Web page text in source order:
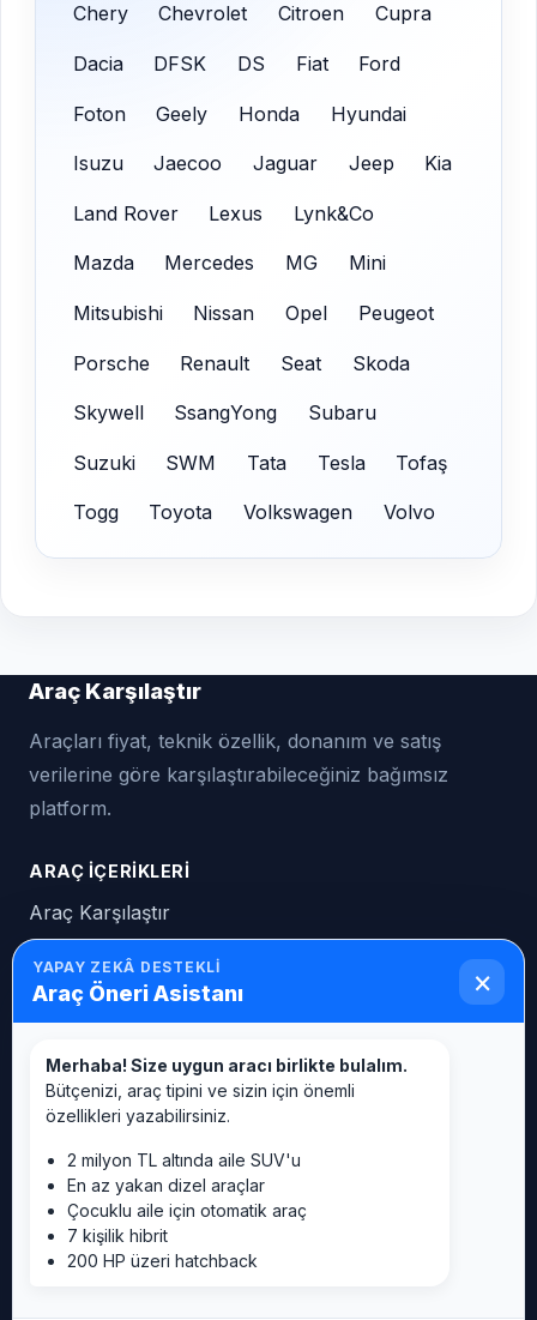
Chery Chevrolet Citroen Cupra
Dacia DFSK DS Fiat Ford
Foton Geely Honda Hyundai
Isuzu Jaecoo Jaguar Jeep Kia
Land Rover Lexus Lynk&Co
Mazda Mercedes MG Mini
Mitsubishi Nissan Opel Peugeot
Porsche Renault Seat Skoda
Skywell SsangYong Subaru
Suzuki SWM Tata Tesla Tofaş
Togg Toyota Volkswagen Volvo
Araç Karşılaştır
Araçları fiyat, teknik özellik, donanım ve satış
verilerine göre karşılaştırabileceğiniz bağımsız
platform.
ARAÇ İÇERIKLERI
Araç Karşılaştır
Son Eklenenler
2 Milyon Altındaki Araçlar
KARSILASTIR.IO NETWORK
Buzdolabı
Cep Telefonu
Çamaşır Makinesi
Fırın
Klima
YAPAY ZEKÂ DESTEKLI
Araç Öneri Asistanı ×
Merhaba! Size uygun aracı birlikte bulalım.
Bütçenizi, araç tipini ve sizin için önemli
özellikleri yazabilirsiniz.
2 milyon TL altında aile SUV'u
En az yakan dizel araçlar
Çocuklu aile için otomatik araç
7 kişilik hibrit
200 HP üzeri hatchback
Araç önerisi sorun